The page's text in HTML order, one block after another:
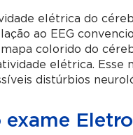
elétrica do
ao EEG
colorido do
elétrica.
distúrbios
exame